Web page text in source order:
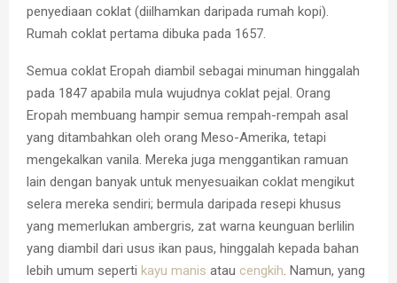
penyediaan coklat (diilhamkan daripada rumah kopi).
Rumah coklat pertama dibuka pada 1657.
Semua coklat Eropah diambil sebagai minuman hinggalah
pada 1847 apabila mula wujudnya coklat pejal. Orang
Eropah membuang hampir semua rempah-rempah asal
yang ditambahkan oleh orang Meso-Amerika, tetapi
mengekalkan vanila. Mereka juga menggantikan ramuan
lain dengan banyak untuk menyesuaikan coklat mengikut
selera mereka sendiri; bermula daripada resepi khusus
yang memerlukan ambergris, zat warna keunguan berlilin
yang diambil dari usus ikan paus, hinggalah kepada bahan
lebih umum seperti kayu manis atau cengkih. Namun, yang